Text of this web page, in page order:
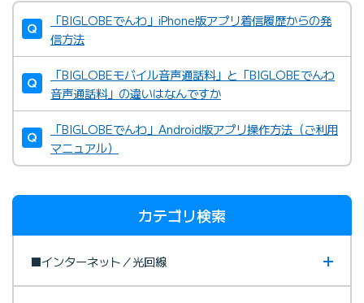
「BIGLOBEでんわ」iPhone版アプリ着信履歴からの発
信方法
「BIGLOBEモバイル音声通話料」と「BIGLOBEでんわ
音声通話料」の違いはなんですか
「BIGLOBEでんわ」Android版アプリ操作方法（ご利用
マニュアル）
カテゴリ検索
■インターネット／光回線